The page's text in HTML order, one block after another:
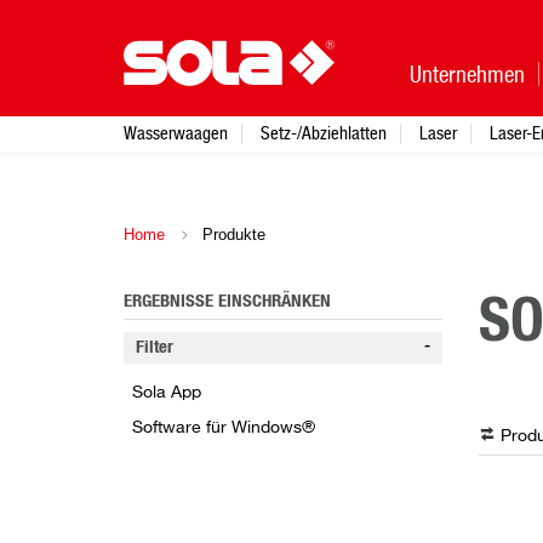
Home Produkte
ERGEBNISSE EINSCHRÄNKEN
Filter
Sola App
Software für Windows®
Unternehmen
Wasserwaagen Setz-/Abziehlatten Laser Laser-